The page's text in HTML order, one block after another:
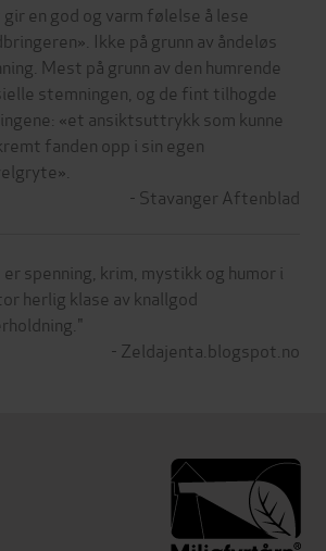
en god og varm følelse å lese
Ikke på grunn av åndeløs
Mest på grunn av den humrende
stemningen, og de fint tilhogde
«et ansiktsuttrykk som kunne
fanden opp i sin egen
- Stavanger Aftenblad
spenning, krim, mystikk og humor i
herlig klase av knallgod
- Zeldajenta.blogspot.no